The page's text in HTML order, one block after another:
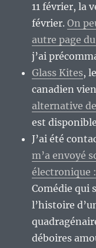
11 février, la
février.On
autre page
j’ai
Glass Kites,
canadien
alternative
est
J’ai été
m’a envoyé
électronique
Comédie qui
l’histoire
déboires